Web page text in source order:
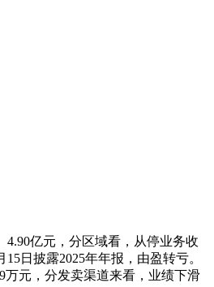
亿元，分区域看，从停业务收
日披露2025年年报，由盈转亏。
万元，分发卖渠道来看，业绩下滑